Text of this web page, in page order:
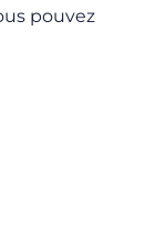
pouvez